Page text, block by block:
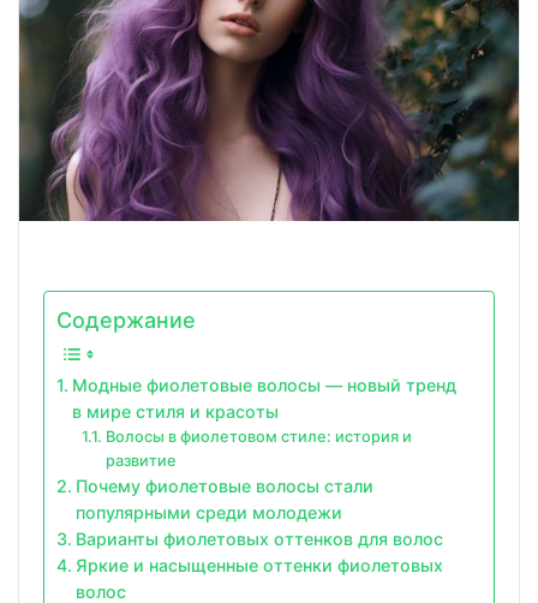
Содержание
Модные фиолетовые волосы — новый тренд
в мире стиля и красоты
Волосы в фиолетовом стиле: история и
развитие
Почему фиолетовые волосы стали
популярными среди молодежи
Варианты фиолетовых оттенков для волос
Яркие и насыщенные оттенки фиолетовых
волос